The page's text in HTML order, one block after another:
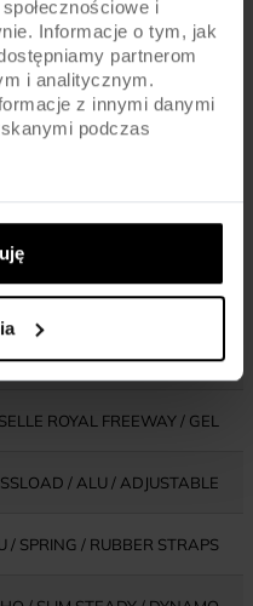
i
Informacje o tym, jak
partnerom
i analitycznym.
z innymi danymi
podczas
ORION / PLASTIC
STANDARD
ALU / ADJUSTABLE
/ SUSSPENSION / 27.2MM
SELLE ROYAL FREEWAY / GEL
/ ALU / ADJUSTABLE
/ SPRING / RUBBER STRAPS